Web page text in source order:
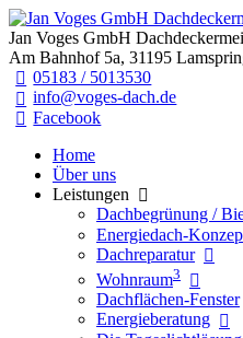
Jan Voges GmbH
Am Bahnhof 5a, 31195
05183 / 5013530
info@voges-dach.de
Facebook
Home
Über uns
Leistungen
Dachbegrünung /
Energiedach-
Dachreparatur
Wohnraum3
Dachflächen-Fenster
Energieberatung